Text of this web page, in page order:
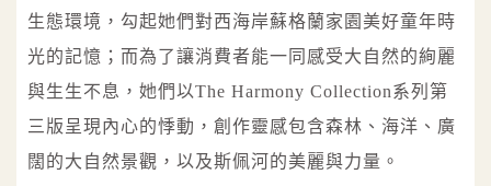
生態環境，勾起她們對西海岸蘇格蘭家園美好童年時
光的記憶；而為了讓消費者能一同感受大自然的絢麗
與生生不息，她們以The Harmony Collection系列第
三版呈現內心的悸動，創作靈感包含森林、海洋、廣
闊的大自然景觀，以及斯佩河的美麗與力量。